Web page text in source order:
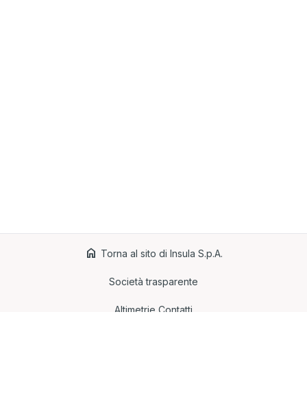
home Torna al sito di Insula S.p.A.
Società trasparente
Altimetrie Contatti